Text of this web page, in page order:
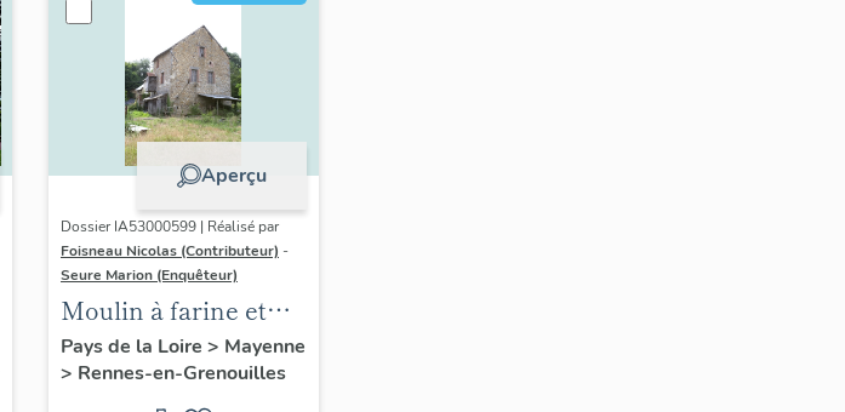
Aperçu
Dossier IA53000599 | Réalisé par
Foisneau Nicolas (Contributeur) -
Seure Marion (Enquêteur)
Moulin à farine et
ferme du Moulin-du-
Hazay
Pays de la Loire > Mayenne
> Rennes-en-Grenouilles